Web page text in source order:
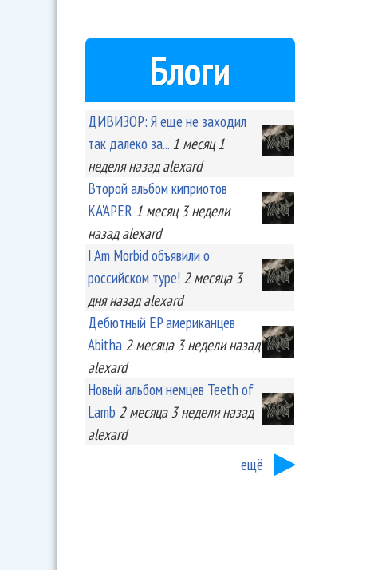
Блоги
ДИВИЗОР: Я еще не заходил
так далеко за... 1 месяц 1
неделяназад alexard
Второй альбом киприотов
KA'APER 1 месяц 3 недели
назад alexard
I Am Morbid объявили о
российском туре! 2 месяца 3
дняназад alexard
Дебютный EP американцев
Abitha 2 месяца 3 неделиназад
alexard
Новый альбом немцев Teeth of
Lamb 2 месяца 3 неделиназад
alexard
ещё